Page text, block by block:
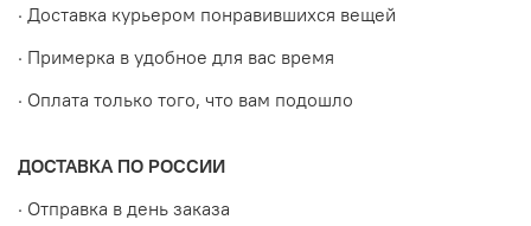
· Доставка курьером понравившихся вещей
· Примерка в удобное для вас время
· Оплата только того, что вам подошло
ДОСТАВКА ПО РОССИИ
· Отправка в день заказа